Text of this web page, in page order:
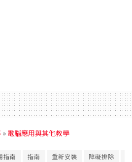
» 電腦應用與其他教學
指南 指南 重新安裝 障礙排除